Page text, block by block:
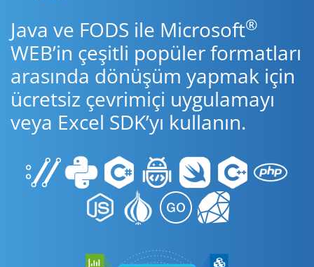
Java ve FODS ile Microsoft®
WEB’in çeşitli popüler formatları
arasında dönüşüm yapmak için
ücretsiz çevrimiçi uygulamayı
veya Excel SDK’yı kullanın.